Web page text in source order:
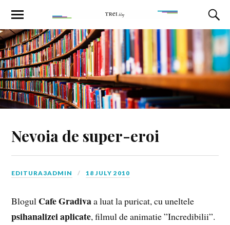
Nevoia de super-eroi
EDITURA3ADMIN 18 JULY 2010
Blogul Cafe Gradivaa luat la puricat, cu uneltele
psihanalizei aplicate, filmul de animatie ”Incredibilii”.